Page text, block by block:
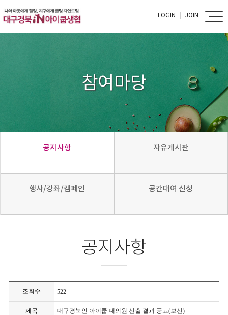
LOGIN JOIN
참여마당
공지사항 자유게시판
행사/강좌/캠페인 공간대여 신청
공지사항
조회수 522
제목 대구경북인 아이쿱 대의원 선출 결과 공고(보선)